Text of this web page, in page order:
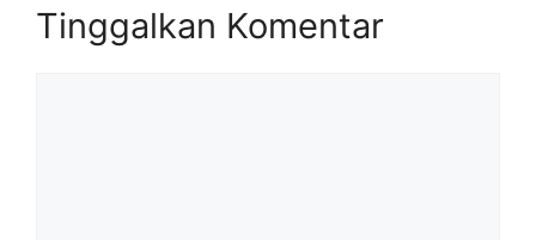
Tinggalkan Komentar